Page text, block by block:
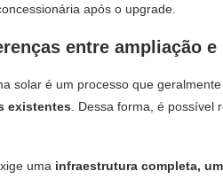
após o upgrade.
entre ampliação
solar é um processo que geralmente
existentes . Dessa forma, é
uma infraestrutura completa,